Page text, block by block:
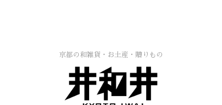
京都の和雑貨・お土産・贈りもの